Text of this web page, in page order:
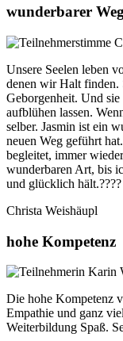
wunderbarer
Unsere Seelen leben
denen wir Halt finden.
Geborgenheit. Und
aufblühen lassen.
selber. Jasmin ist ein
neuen Weg geführt
begleitet, immer
wunderbaren Art, bis
und glücklich hält.????
Christa Weishäupl
hohe Kompetenz
Die hohe Kompetenz
Empathie und ganz
Weiterbildung Spaß.